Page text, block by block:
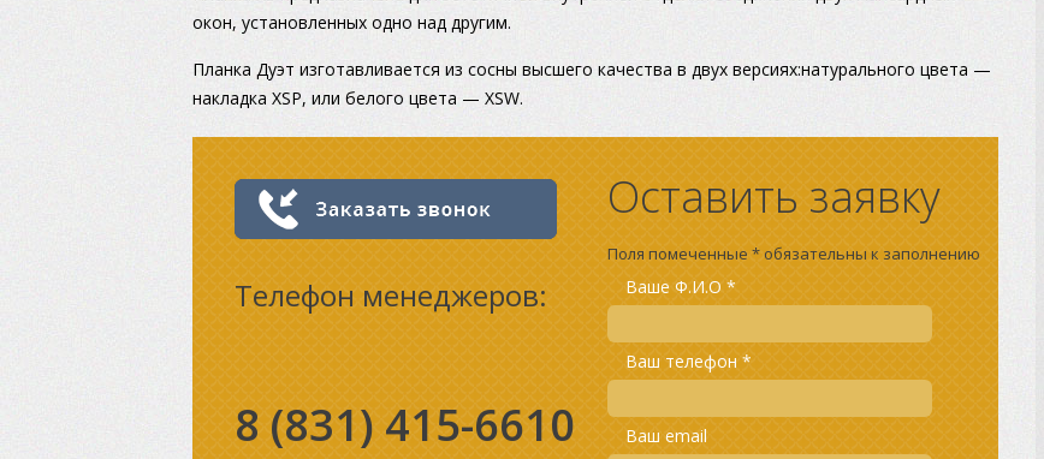
окон, установленных одно над другим.
Планка Дуэт изготавливается из сосны высшего качества в двух версиях:натурального цвета —
накладка XSP, или белого цвета — XSW.
Телефон менеджеров:
8 (831) 415-6610
Оставить заявку
Поля помеченные * обязательны к заполнению
Ваше Ф.И.О *
Ваш телефон *
Ваш email